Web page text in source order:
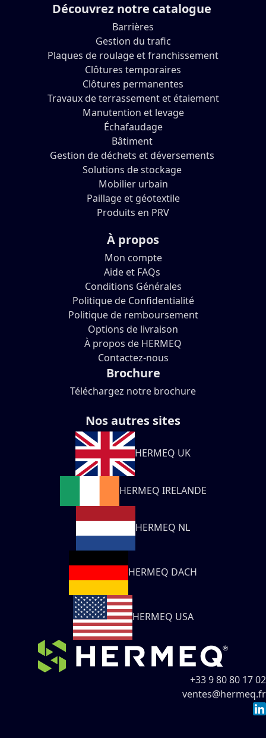
Découvrez notre catalogue
Barrières
Gestion du trafic
Plaques de roulage et franchissement
Clôtures temporaires
Clôtures permanentes
Travaux de terrassement et étaiement
Manutention et levage
Échafaudage
Bâtiment
Gestion de déchets et déversements
Solutions de stockage
Mobilier urbain
Paillage et géotextile
Produits en PRV
À propos
Mon compte
Aide et FAQs
Conditions Générales
Politique de Confidentialité
Politique de remboursement
Options de livraison
À propos de HERMEQ
Contactez-nous
Brochure
Téléchargez notre brochure
Nos autres sites
HERMEQ UK
HERMEQ IRELANDE
HERMEQ NL
HERMEQ DACH
HERMEQ USA
+33 9 80 80 17 02
ventes@hermeq.fr